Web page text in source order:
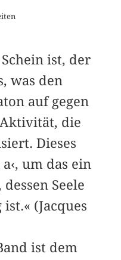
ist, der
was den
auf gegen
die
Dieses
um das ein
Seele
(Jacques
ist dem